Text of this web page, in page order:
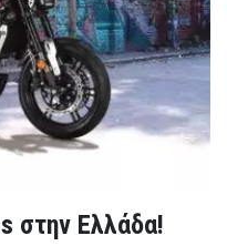
στην Ελλάδα!